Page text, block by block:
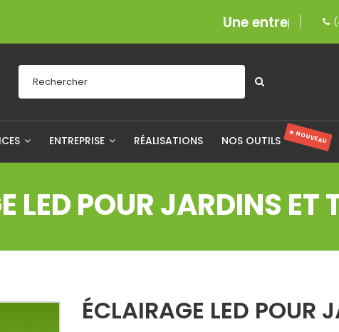
Une entreprise
ENTREPRISE RÉALISATIONS NOS OUTILS ★ NOUVEAU
LED POUR JARDINS ET
ÉCLAIRAGE LED POUR